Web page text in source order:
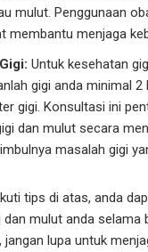
mulut. Penggunaan
membantu menjaga
Untuk kesehatan
gigi anda minimal 2
gigi. Konsultasi ini
dan mulut secara
masalah gigi
tips di atas, anda
mulut anda selama
jangan lupa untuk